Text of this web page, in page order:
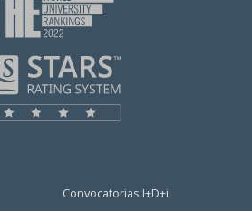
Convocatorias I+D+i